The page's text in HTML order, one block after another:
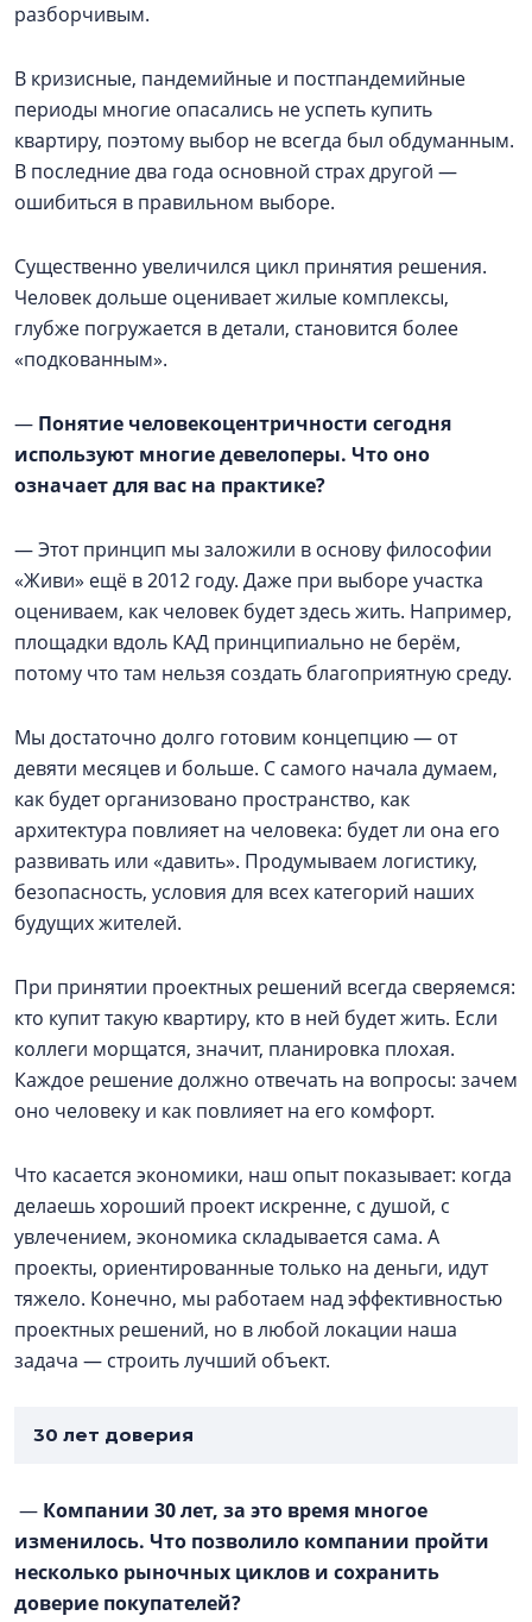
разборчивым.
В кризисные, пандемийные и постпандемийные
периоды многие опасались не успеть купить
квартиру, поэтому выбор не всегда был обдуманным.
В последние два года основной страх другой —
ошибиться в правильном выборе.
Существенно увеличился цикл принятия решения.
Человек дольше оценивает жилые комплексы,
глубже погружается в детали, становится более
«подкованным».
— Понятие человекоцентричности сегодня
используют многие девелоперы. Что оно
означает для вас на практике?
— Этот принцип мы заложили в основу философии
«Живи» ещё в 2012 году. Даже при выборе участка
оцениваем, как человек будет здесь жить. Например,
площадки вдоль КАД принципиально не берём,
потому что там нельзя создать благоприятную среду.
Мы достаточно долго готовим концепцию — от
девяти месяцев и больше. С самого начала думаем,
как будет организовано пространство, как
архитектура повлияет на человека: будет ли она его
развивать или «давить». Продумываем логистику,
безопасность, условия для всех категорий наших
будущих жителей.
При принятии проектных решений всегда сверяемся:
кто купит такую квартиру, кто в ней будет жить. Если
коллеги морщатся, значит, планировка плохая.
Каждое решение должно отвечать на вопросы: зачем
оно человеку и как повлияет на его комфорт.
Что касается экономики, наш опыт показывает: когда
делаешь хороший проект искренне, с душой, с
увлечением, экономика складывается сама. А
проекты, ориентированные только на деньги, идут
тяжело. Конечно, мы работаем над эффективностью
проектных решений, но в любой локации наша
задача — строить лучший объект.
30 лет доверия
— Компании 30 лет, за это время многое
изменилось. Что позволило компании пройти
несколько рыночных циклов и сохранить
доверие покупателей?